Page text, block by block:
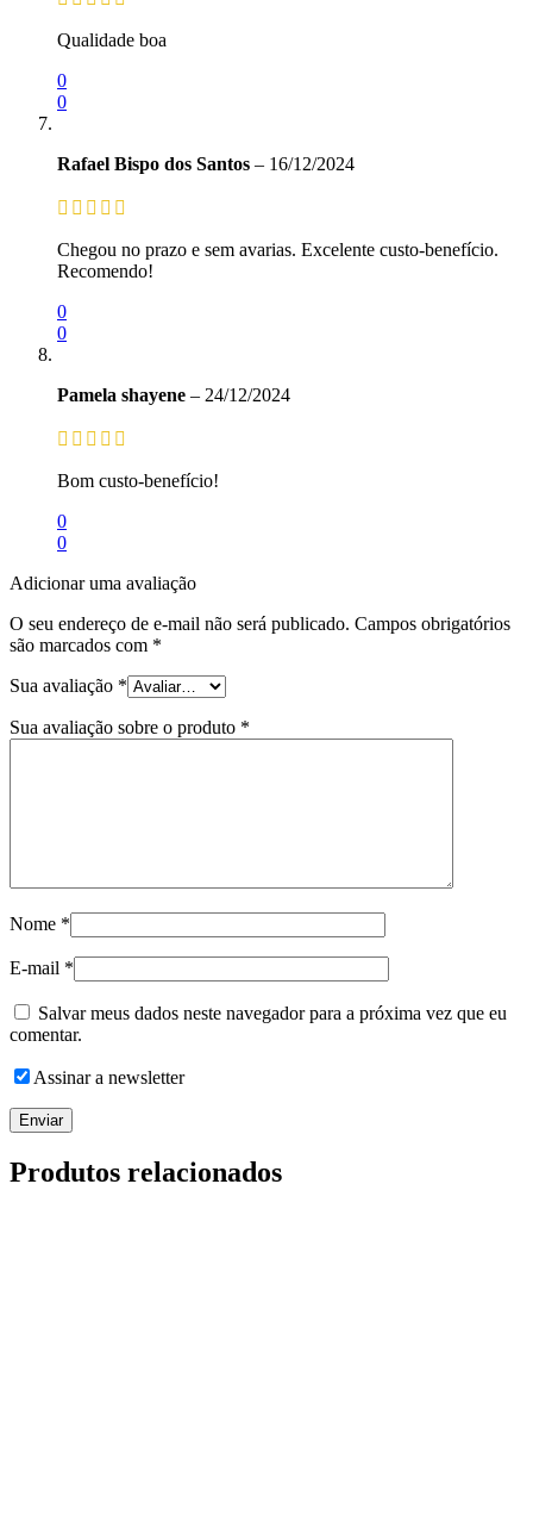
Qualidade boa
0
0
Rafael Bispo dos Santos – 16/12/2024
Chegou no prazo e sem avarias. Excelente custo-benefício.
Recomendo!
0
0
Pamela shayene – 24/12/2024
Bom custo-benefício!
0
0
Adicionar uma avaliação
O seu endereço de e-mail não será publicado. Campos obrigatórios
são marcados com *
Sua avaliação *
Sua avaliação sobre o produto *
Nome *
E-mail *
Salvar meus dados neste navegador para a próxima vez que eu
comentar.
Assinar a newsletter
Produtos relacionados